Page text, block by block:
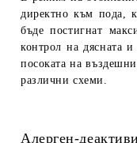
директно към пода,
бъде постигнат
контрол на дясната
посоката на
различни схеми.
Алерген-